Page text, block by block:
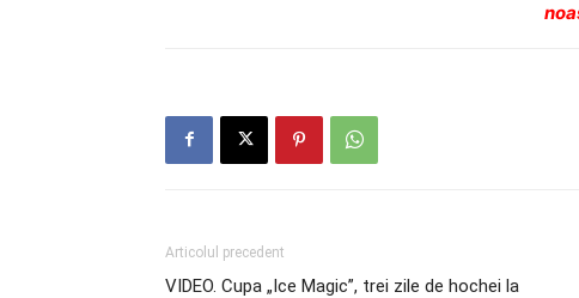
Articolul precedent
VIDEO. Cupa „Ice Magic”, trei zile de hochei la